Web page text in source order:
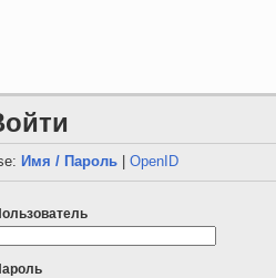
Имя / Пароль| OpenID